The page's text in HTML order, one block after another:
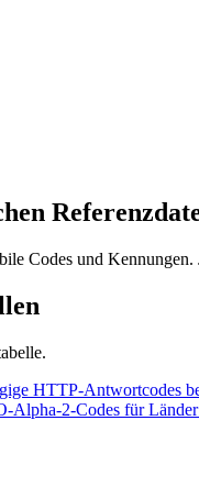
Codes und
HTTP-Antwortcodes
Alpha-2-Codes für